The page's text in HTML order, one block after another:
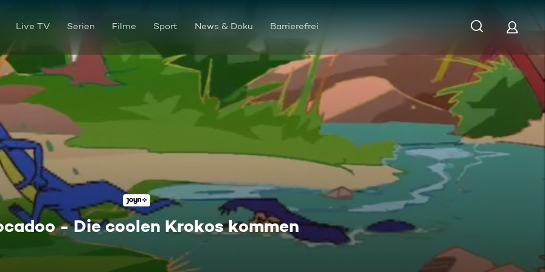
Live TV Serien Filme Sport News & Doku Barrierefrei
- Die coolen Krokos kommen